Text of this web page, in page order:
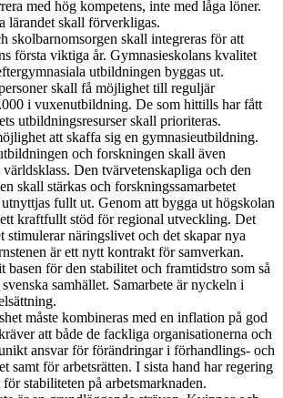
med hög kompetens, inte med låga löner.
lärandet skall förverkligas.
skolbarnomsorgen skall integreras för att
första viktiga år. Gymnasieskolans kvalitet
utbildningen byggas ut.
skall få möjlighet till reguljär
i vuxenutbildning. De som hittills har fått
utbildningsresurser skall prioriteras.
att skaffa sig en gymnasieutbildning.
och forskningen skall även
Den tvärvetenskapliga och den
skall stärkas och forskningssamarbetet
fullt ut. Genom att bygga ut högskolan
kraftfullt stöd för regional utveckling. Det
stimulerar näringslivet och det skapar nya
är ett nytt kontrakt för samverkan.
basen för den stabilitet och framtidstro som så
samhället. Samarbete är nyckeln i
måste kombineras med en inflation på god
att både de fackliga organisationerna och
ansvar för förändringar i förhandlings- och
samt för arbetsrätten. I sista hand har regering
stabiliteten på arbetsmarknaden.